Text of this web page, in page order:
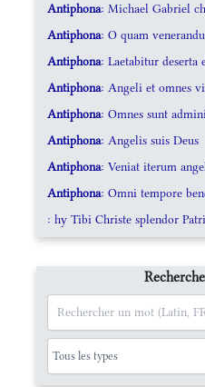
Antiphona: Michael Gabriel
Antiphona: O quam
Antiphona: Laetabitur deserta
Antiphona: Angeli et omnes
Antiphona: Omnes sunt
Antiphona: Angelis suis Deus
Antiphona: Veniat iterum
Antiphona: Omni tempore
: hy Tibi Christe splendor